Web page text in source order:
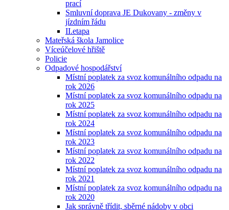
prací
Smluvní doprava JE Dukovany - změny v
jízdním řádu
II.etapa
Mateřská škola Jamolice
Víceúčelové hřiště
Policie
Odpadové hospodářství
Místní poplatek za svoz komunálního odpadu na
rok 2026
Místní poplatek za svoz komunálního odpadu na
rok 2025
Místní poplatek za svoz komunálního odpadu na
rok 2024
Místní poplatek za svoz komunálního odpadu na
rok 2023
Místní poplatek za svoz komunálního odpadu na
rok 2022
Místní poplatek za svoz komunálního odpadu na
rok 2021
Místní poplatek za svoz komunálního odpadu na
rok 2020
Jak správně třídit, sběrné nádoby v obci